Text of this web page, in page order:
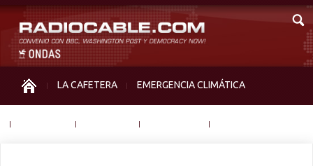
LA CAFETERA EMERGENCIA CLIMÁTICA